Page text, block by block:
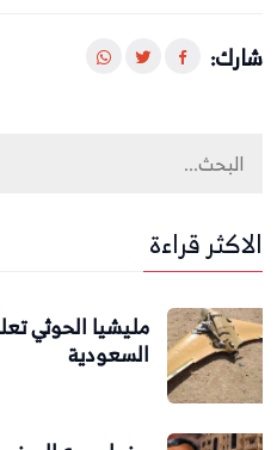
شارك:
الاكثر قراءة
مليشيا الحوثي
السعودية